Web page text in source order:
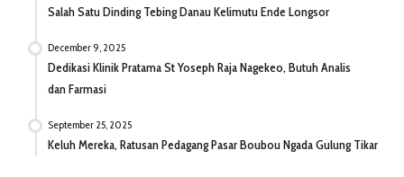
Salah Satu Dinding Tebing Danau Kelimutu Ende Longsor
December 9, 2025
Dedikasi Klinik Pratama St Yoseph Raja Nagekeo, Butuh Analis
dan Farmasi
September 25, 2025
Keluh Mereka, Ratusan Pedagang Pasar Boubou Ngada Gulung Tikar